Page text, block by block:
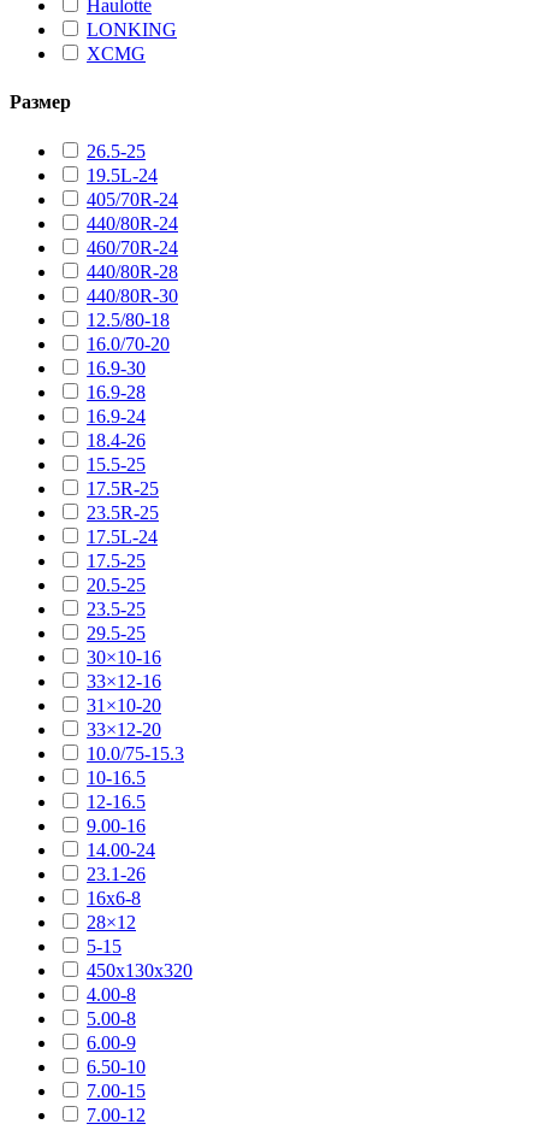
Haulotte
LONKING
XCMG
Размер
26.5-25
19.5L-24
405/70R-24
440/80R-24
460/70R-24
440/80R-28
440/80R-30
12.5/80-18
16.0/70-20
16.9-30
16.9-28
16.9-24
18.4-26
15.5-25
17.5R-25
23.5R-25
17.5L-24
17.5-25
20.5-25
23.5-25
29.5-25
30×10-16
33×12-16
31×10-20
33×12-20
10.0/75-15.3
10-16.5
12-16.5
9.00-16
14.00-24
23.1-26
16х6-8
28×12
5-15
450х130х320
4.00-8
5.00-8
6.00-9
6.50-10
7.00-15
7.00-12